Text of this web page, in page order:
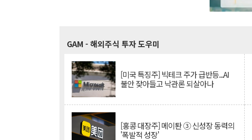
GAM - 해외주식 투자 도우미
[미국 특징주] 빅테크 주가 급반등...AI
불안 잦아들고 낙관론 되살아나
[홍콩 대장주] 메이퇀 ③ 신성장 동력의
'폭발적 성장'